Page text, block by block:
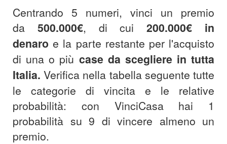
Centrando 5 numeri, vinci un premio
da 500.000€, di cui200.000€
in
denaroe la parte restante per l'acquisto
di una o più case da scegliere in tutta
Italia.Verifica nella tabella seguente tutte
le categorie di vincita e le relative
probabilità: con VinciCasa hai 1
probabilità su 9 di vincere almeno un
premio.